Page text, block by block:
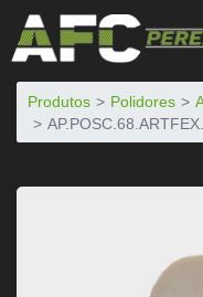
Produtos Polidores